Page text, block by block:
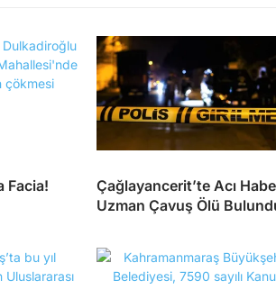
Facia!
Çağlayancerit’te Acı
Uzman Çavuş Ölü